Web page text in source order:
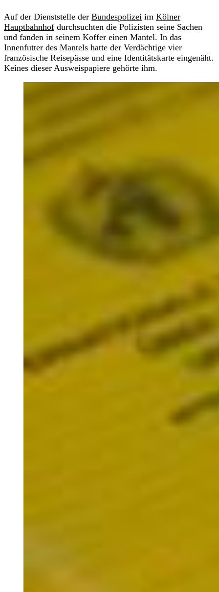
Auf der Dienststelle der Bundespolizei im Kölner
Hauptbahnhof durchsuchten die Polizisten seine Sachen
und fanden in seinem Koffer einen Mantel. In das
Innenfutter des Mantels hatte der Verdächtige vier
französische Reisepässe und eine Identitätskarte eingenäht.
Keines dieser Ausweispapiere gehörte ihm.